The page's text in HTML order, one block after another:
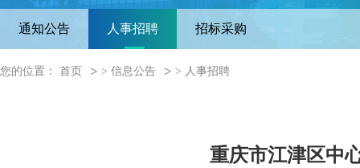
通知公告 人事招聘 招标采购
您的位置： 首页 > 信息公告 > 人事招聘
重庆市江津区中